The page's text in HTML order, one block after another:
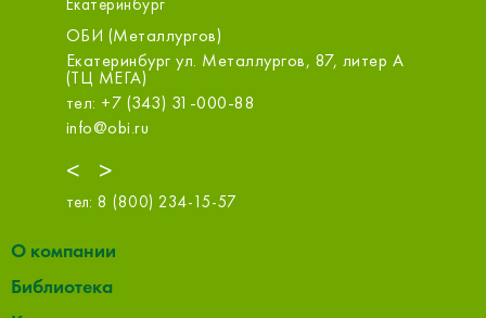
Екатеринбург
<
ул. Металлургов, 87, литер А
31-000-88
Екатеринбург ул.
этаж 3
>
тел: 8 (800) 234-15-57
О компании
Библиотека